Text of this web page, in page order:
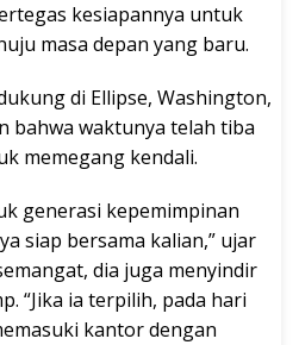
kesiapannya untuk
masa depan yang baru.
di Ellipse, Washington,
bahwa waktunya telah tiba
memegang kendali.
generasi kepemimpinan
siap bersama kalian,” ujar
dia juga menyindir
“Jika ia terpilih, pada hari
kantor dengan